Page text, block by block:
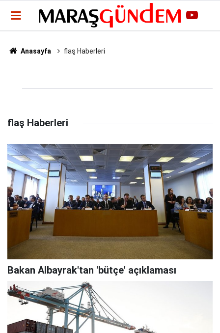
Anasayfa flaş Haberleri
flaş Haberleri
Bakan Albayrak'tan 'bütçe' açıklaması